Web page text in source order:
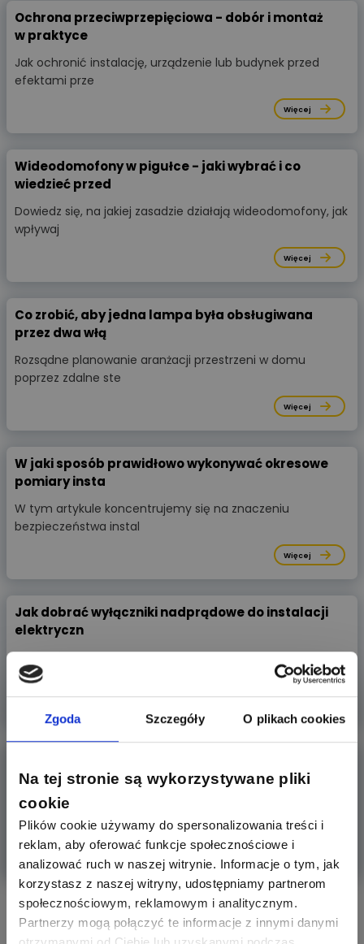
Zgoda Szczegóły O plikach cookies
Na tej stronie są wykorzystywane pliki
cookie
Plików cookie używamy do spersonalizowania treści i
reklam, aby oferować funkcje społecznościowe i
analizować ruch w naszej witrynie. Informacje o tym, jak
korzystasz z naszej witryny, udostępniamy partnerom
społecznościowym, reklamowym i analitycznym.
Partnerzy mogą połączyć te informacje z innymi danymi
Ochrona przeciwprzepięciowa - dobór i montaż
w praktyce
Jak ochronić instalację, urządzenie lub budynek przed
efektami prze
Więcej
Wideodomofony w pigułce - jaki wybrać i co
wiedzieć przed
Dowiedz się, na jakiej zasadzie działają wideodomofony, jak
wpływaj
Więcej
Co zrobić, aby jedna lampa była obsługiwana
przez dwa włą
Rozsądne planowanie aranżacji przestrzeni w domu
poprzez zdalne ste
Więcej
W jaki sposób prawidłowo wykonywać okresowe
pomiary insta
W tym artykule koncentrujemy się na znaczeniu
bezpieczeństwa instal
Więcej
Jak dobrać wyłączniki nadprądowe do instalacji
elektryczn
Czy Twój dom jest bezpieczny? Każda instalacja
elektryczna wymaga s
ARTYKUŁ SPONSOROWANY
szybkozłączki spraw
Wybór między szybkozłączkami WAGO a produktami SIMET
to obecnie jed
Aktywni producenci